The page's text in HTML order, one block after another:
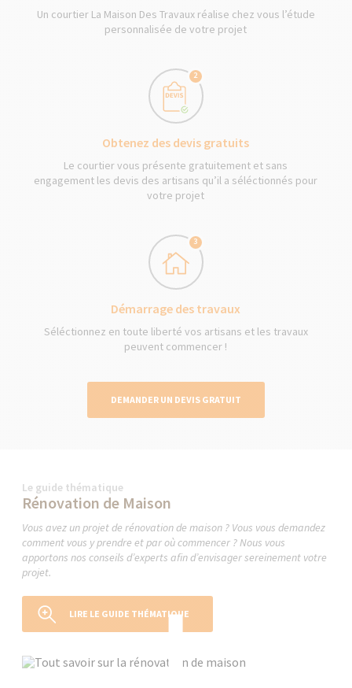
Un courtier La Maison Des Travaux réalise chez vous l’étude
personnalisée de votre projet
2
Obtenez des devis gratuits
Le courtier vous présente gratuitement et sans
engagement les devis des artisans qu’il a séléctionnés pour
votre projet
3
Démarrage des travaux
Séléctionnez en toute liberté vos artisans et les travaux
peuvent commencer !
DEMANDER UN DEVIS GRATUIT
Le guide thématique
Rénovation de Maison
Vous avez un projet de rénovation de maison ? Vous vous demandez
comment vous y prendre et par où commencer ? Nous vous
apportons nos conseils d’experts afin d’envisager sereinement votre
projet.
LIRE LE GUIDE THÉMATIQUE